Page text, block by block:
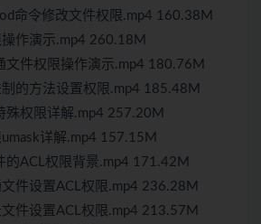
命令修改文件权限.mp4 160.38M
作演示.mp4 260.18M
文件权限操作演示.mp4 180.76M
的方法设置权限.mp4 185.48M
殊权限详解.mp4 257.20M
详解.mp4 157.15M
的ACL权限背景.mp4 171.42M
件设置ACL权限.mp4 236.28M
件设置ACL权限.mp4 213.57M